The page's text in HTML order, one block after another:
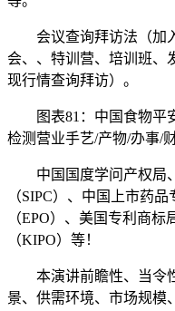
会议查询拜访法（加入
会、、特训营、培训班、
现行情查询拜访）。
图表81：中国食物平
检测营业手艺/产物/办事/
中国国度学问产权局、
（SIPC）、中国上市药
（EPO）、美国专利商
（KIPO）等！
本演讲前瞻性、当令性
景、供需环境、市场规模